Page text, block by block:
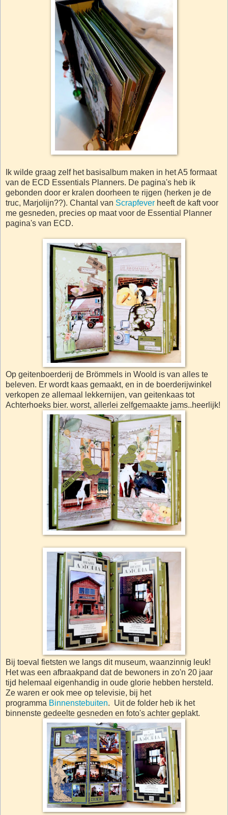
Ik wilde graag zelf het basisalbum maken in het A5 formaat
van de ECD Essentials Planners. De pagina's heb ik
gebonden door er kralen doorheen te rijgen (herken je de
truc, Marjolijn??). Chantal van Scrapfever heeft de kaft voor
me gesneden, precies op maat voor de Essential Planner
pagina's van ECD.
Op geitenboerderij de Brömmels in Woold is van alles te
beleven. Er wordt kaas gemaakt, en in de boerderijwinkel
verkopen ze allemaal lekkernijen, van geitenkaas tot
Achterhoeks bier. worst, allerlei zelfgemaakte jams..heerlijk!
Bij toeval fietsten we langs dit museum, waanzinnig leuk!
Het was een afbraakpand dat de bewoners in zo'n 20 jaar
tijd helemaal eigenhandig in oude glorie hebben hersteld.
Ze waren er ook mee op televisie, bij het
programma Binnenstebuiten. Uit de folder heb ik het
binnenste gedeelte gesneden en foto's achter geplakt.